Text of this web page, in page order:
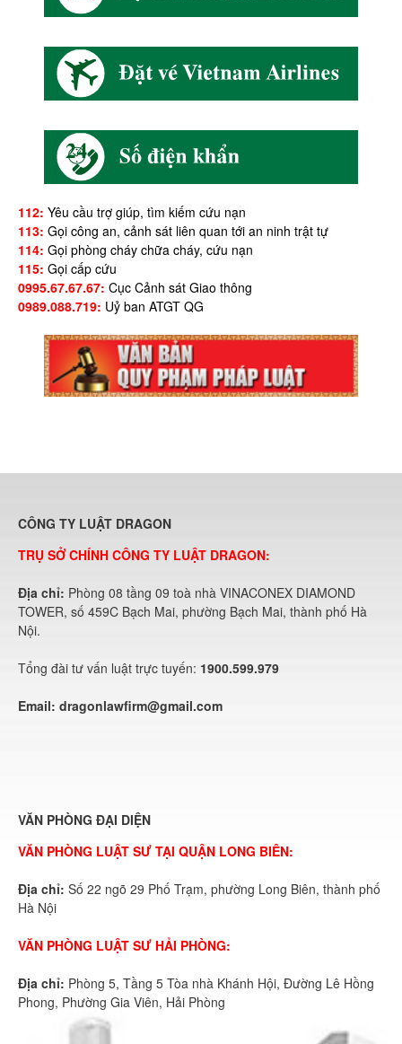
112: Yêu cầu trợ giúp, tìm kiếm cứu nạn
113: Gọi công an, cảnh sát liên quan tới an ninh trật tự
114: Gọi phòng cháy chữa cháy, cứu nạn
115: Gọi cấp cứu
0995.67.67.67: Cục Cảnh sát Giao thông
0989.088.719: Uỷ ban ATGT QG
CÔNG TY LUẬT DRAGON
TRỤ SỞ CHÍNH CÔNG TY LUẬT DRAGON:
Địa chỉ: Phòng 08 tầng 09 toà nhà VINACONEX DIAMOND
TOWER, số 459C Bạch Mai, phường Bạch Mai, thành phố Hà
Nội.
Tổng đài tư vấn luật trực tuyến: 1900.599.979
Email: dragonlawfirm@gmail.com
VĂN PHÒNG ĐẠI DIỆN
VĂN PHÒNG LUẬT SƯ TẠI QUẬN LONG BIÊN:
Địa chỉ: Số 22 ngõ 29 Phố Trạm, phường Long Biên, thành phố
Hà Nội
VĂN PHÒNG LUẬT SƯ HẢI PHÒNG:
Địa chỉ: Phòng 5, Tầng 5 Tòa nhà Khánh Hội, Đường Lê Hồng
Phong, Phường Gia Viên, Hải Phòng